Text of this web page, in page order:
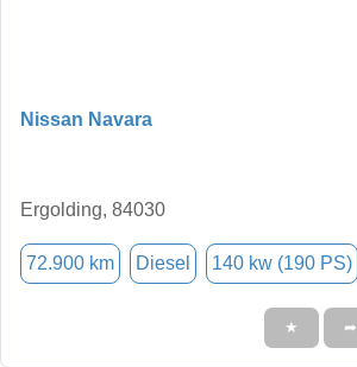
Nissan Navara
Ergolding, 84030
72.900 km Diesel 140 kw (190 PS)
★ ➦